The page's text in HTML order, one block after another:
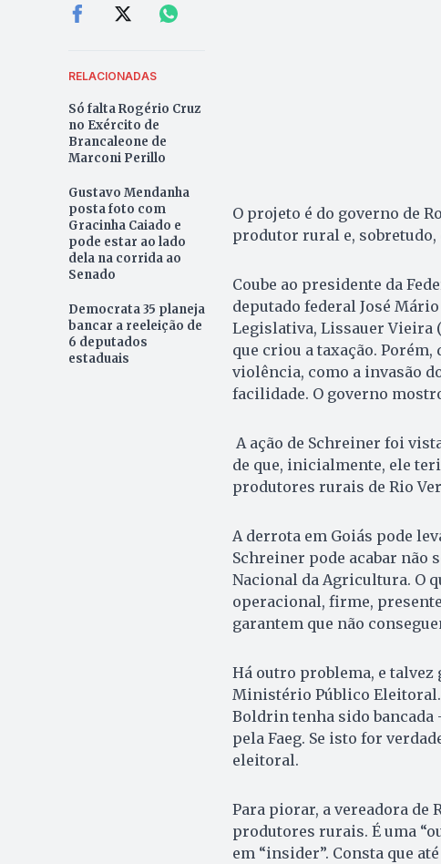
RELACIONADAS
Só falta Rogério Cruz
no Exército de
Brancaleone de
Marconi Perillo
Gustavo Mendanha
posta foto com
Gracinha Caiado e
pode estar ao lado
dela na corrida ao
Senado
Democrata 35 planeja
bancar a reeleição de
6 deputados
estaduais
O projeto é do governo de
produtor rural e,
Coube ao presidente da
deputado federal José
Legislativa, Lissauer Vieira
que criou a taxação.
violência, como a invasão
facilidade. O governo
A ação de Schreiner foi
de que, inicialmente, ele
produtores rurais de Rio
A derrota em Goiás pode
Schreiner pode acabar não
Nacional da Agricultura. O
operacional, firme,
garantem que não
Há outro problema, e talvez
Ministério Público Eleitoral.
Boldrin tenha sido
pela Faeg. Se isto for
eleitoral.
Para piorar, a vereadora de
produtores rurais. É uma
em “insider”. Consta que